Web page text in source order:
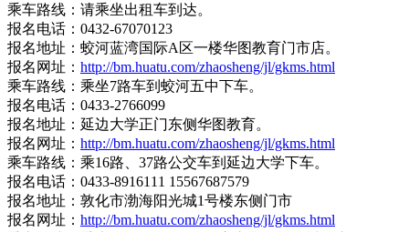
乘车路线：请乘坐出租车到达。
报名电话：0432-67070123
报名地址：蛟河蓝湾国际A区一楼华图教育门市店。
报名网址： http://bm.huatu.com/zhaosheng/jl/gkms.html
乘车路线：乘坐7路车到蛟河五中下车。
报名电话：0433-2766099
报名地址：延边大学正门东侧华图教育。
报名网址： http://bm.huatu.com/zhaosheng/jl/gkms.html
乘车路线：乘16路、37路公交车到延边大学下车。
报名电话：0433-8916111 15567687579
报名地址：敦化市渤海阳光城1号楼东侧门市
报名网址： http://bm.huatu.com/zhaosheng/jl/gkms.html